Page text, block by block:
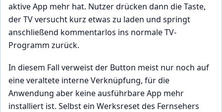
aktive App mehr hat. Nutzer drücken dann die Taste,
der TV versucht kurz etwas zu laden und springt
anschließend kommentarlos ins normale TV-
Programm zurück.
In diesem Fall verweist der Button meist nur noch auf
eine veraltete interne Verknüpfung, für die
Anwendung aber keine ausführbare App mehr
installiert ist. Selbst ein Werksreset des Fernsehers